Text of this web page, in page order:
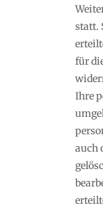
statt.
für
Ihre
auch